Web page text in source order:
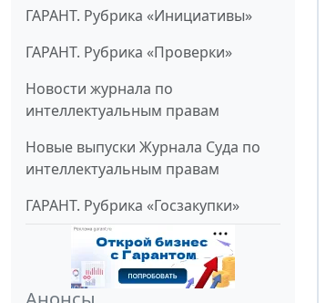
ГАРАНТ. Рубрика «Инициативы»
ГАРАНТ. Рубрика «Проверки»
Новости журнала по
интеллектуальным правам
Новые выпуски Журнала Суда по
интеллектуальным правам
ГАРАНТ. Рубрика «Госзакупки»